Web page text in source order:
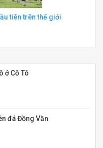
tiên trên thế giới
ở Cô Tô
đá Đồng Văn